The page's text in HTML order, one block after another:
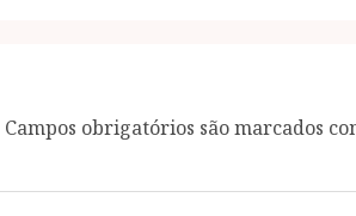
Campos obrigatórios são marcados